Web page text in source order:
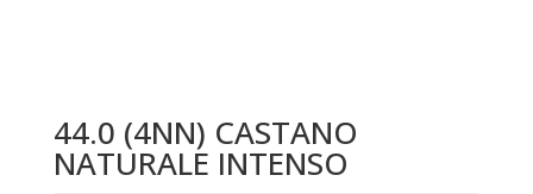
44.0 (4NN) CASTANO
NATURALE INTENSO